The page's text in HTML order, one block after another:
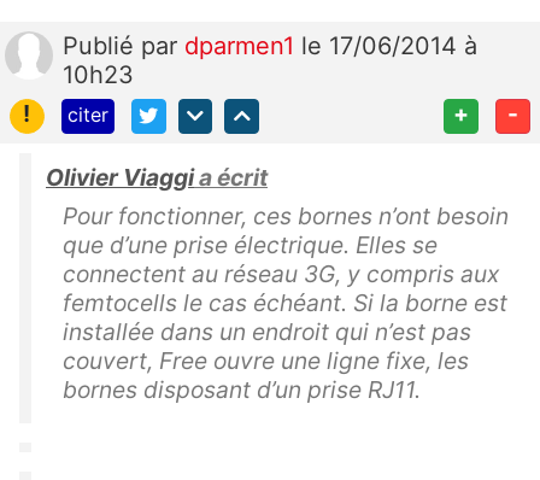
Publié par dparmen1 le 17/06/2014 à
10h23
!
citer + -
Olivier Viaggia écrit
Pour fonctionner, ces bornes n’ont besoin
que d’une prise électrique. Elles se
connectent au réseau 3G, y compris aux
femtocells le cas échéant. Si la borne est
installée dans un endroit qui n’est pas
couvert, Free ouvre une ligne fixe, les
bornes disposant d’un prise RJ11.